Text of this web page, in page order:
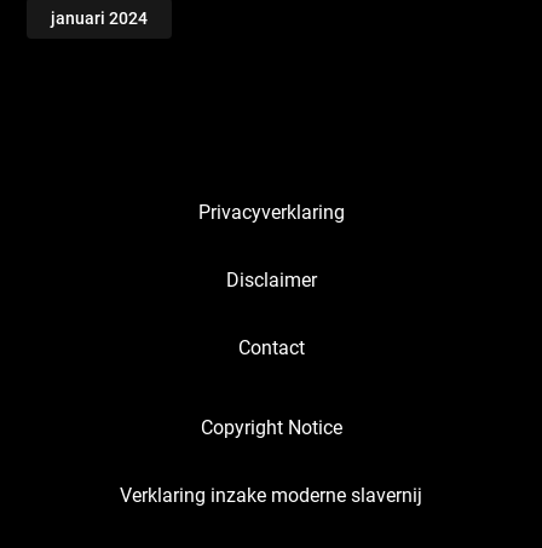
januari 2024
Privacyverklaring
Disclaimer
Contact
Copyright Notice
Verklaring inzake moderne slavernij